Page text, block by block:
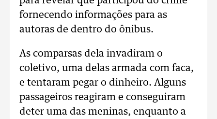
fornecendo informações para as
autoras de dentro do ônibus.
As comparsas dela invadiram o
coletivo, uma delas armada com faca,
e tentaram pegar o dinheiro. Alguns
passageiros reagiram e conseguiram
deter uma das meninas, enquanto a